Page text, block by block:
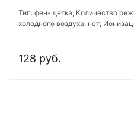
Тип: фен-щетка; Количество
холодного воздуха: нет;
128 руб.